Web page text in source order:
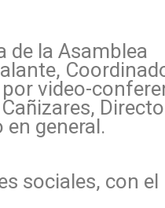
de la Asamblea
video-
en general.
sociales, con el